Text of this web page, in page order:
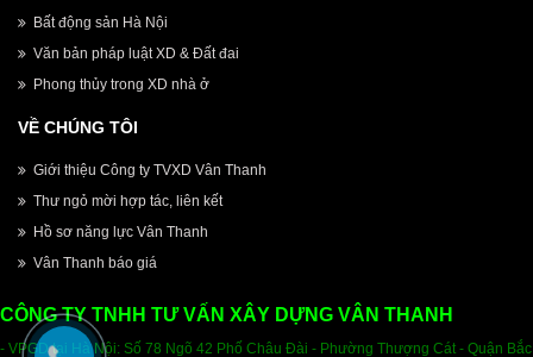
Bất động sản Hà Nội
Văn bản pháp luật XD & Đất đai
Phong thủy trong XD nhà ở
VỀ CHÚNG TÔI
Giới thiệu Công ty TVXD Vân Thanh
Thư ngỏ mời hợp tác, liên kết
Hồ sơ năng lực Vân Thanh
Vân Thanh báo giá
CÔNG TY TNHH TƯ VẤN XÂY DỰNG VÂN THANH
- VPGD tại Hà Nội: Số 78 Ngõ 42 Phố Châu Đài - Phường Thượng Cát - Quận Bắc